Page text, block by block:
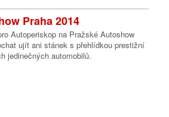
Praha 2014
Autoperiskop na Pražské Autoshow
ujít ani stánek s přehlídkou prestižní
jedinečných automobilů.